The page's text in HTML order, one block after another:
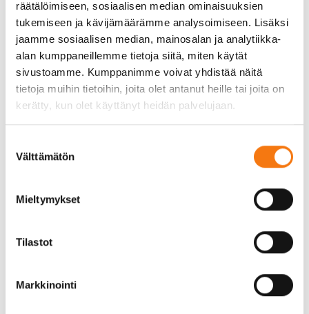
räätälöimiseen, sosiaalisen median ominaisuuksien
tukemiseen ja kävijämäärämme analysoimiseen. Lisäksi
jaamme sosiaalisen median, mainosalan ja analytiikka-
alan kumppaneillemme tietoja siitä, miten käytät
sivustoamme. Kumppanimme voivat yhdistää näitä
tietoja muihin tietoihin, joita olet antanut heille tai joita on
kerätty, kun olet käyttänyt heidän palvelujaan.
valinta
Välttämätön
Mieltymykset
Tilastot
Markkinointi
Täyttömateriaalina
monipuolinen
0-16 murske toimii mainiosti täyttömateriaalina,
kun tarvitaan luotettavaa ja kestävää täyttöä. Se
halutaan vahvistaa maaperää. Murskeen käyttö
materiaali, joka ei kuormita ympäristöä.
helppoutta ja nopeutta käytössä. Sen levittäminen
tehokkaasti. Tämä nopeuttaa rakennusprojektien